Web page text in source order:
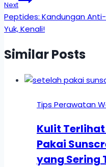
Next
Peptides: Kandungan
Yuk, Kenali!
Similar Posts
Tips Perawatan
Kulit
Pakai
yang Sering